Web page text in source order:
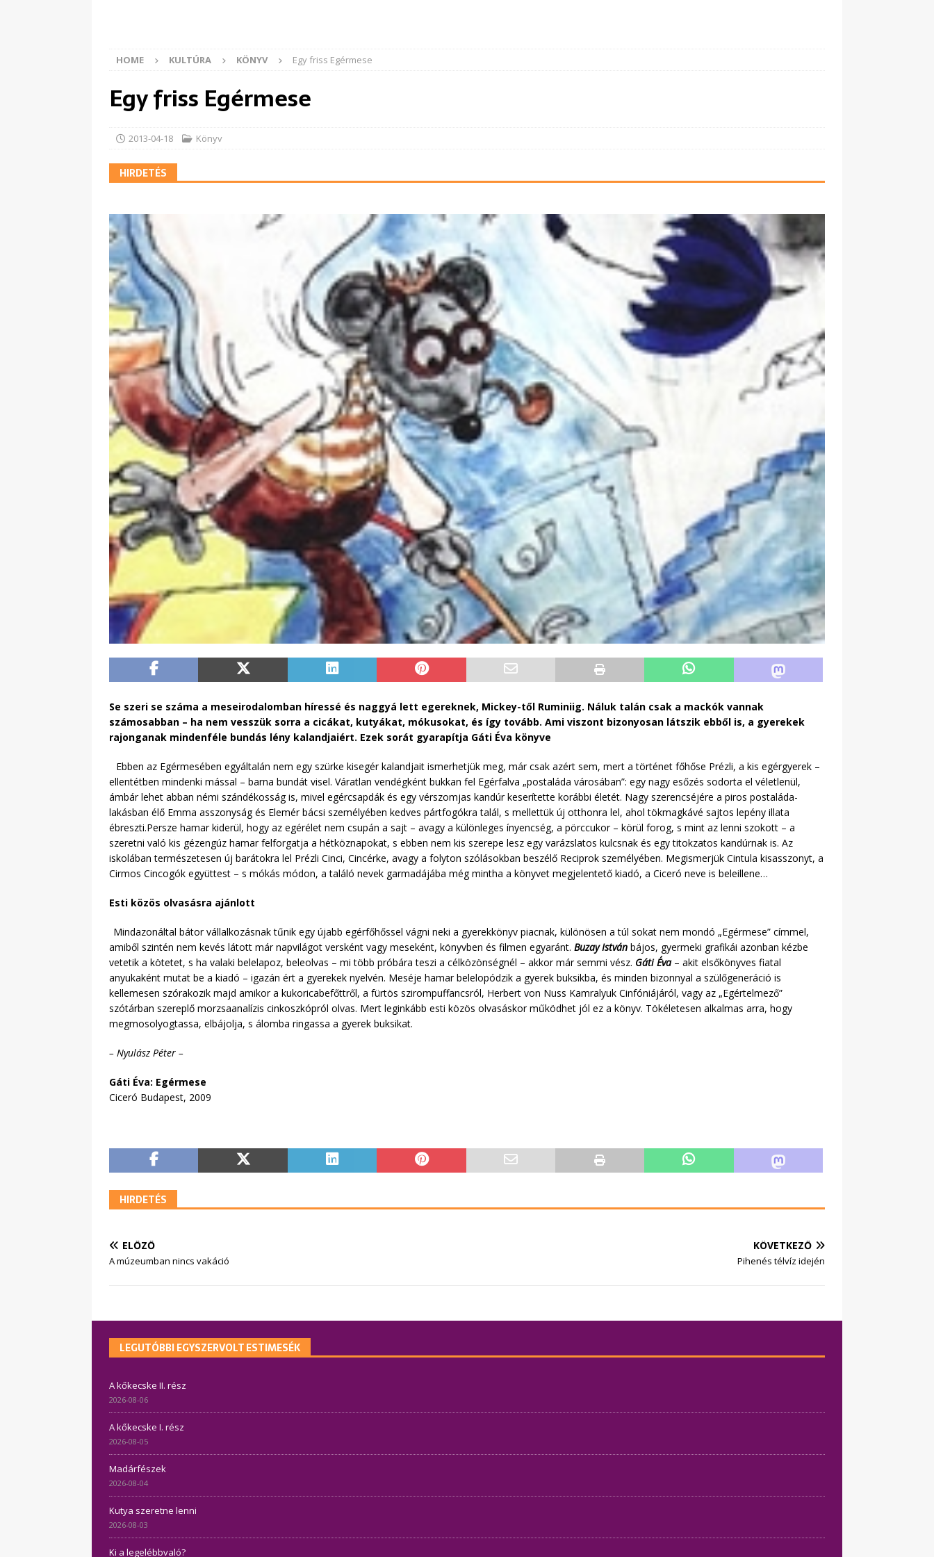
HOME KULTÚRA KÖNYV Egy friss Egérmese
Egy friss Egérmese
2013-04-18 Könyv
HIRDETÉS
Se szeri se száma a meseirodalomban híressé és naggyá lett egereknek, Mickey-től Ruminiig. Náluk talán csak a mackók vannak
számosabban – ha nem vesszük sorra a cicákat, kutyákat, mókusokat, és így tovább. Ami viszont bizonyosan látszik ebből is, a gyerekek
rajonganak mindenféle bundás lény kalandjaiért. Ezek sorát gyarapítja Gáti Éva könyve
Ebben az Egérmesében egyáltalán nem egy szürke kisegér kalandjait ismerhetjük meg, már csak azért sem, mert a történet főhőse Prézli, a kis egérgyerek –
ellentétben mindenki mással – barna bundát visel. Váratlan vendégként bukkan fel Egérfalva „postaláda városában”: egy nagy esőzés sodorta el véletlenül,
ámbár lehet abban némi szándékosság is, mivel egércsapdák és egy vérszomjas kandúr keserítette korábbi életét. Nagy szerencséjére a piros postaláda-
lakásban élő Emma asszonyság és Elemér bácsi személyében kedves pártfogókra talál, s mellettük új otthonra lel, ahol tökmagkávé sajtos lepény illata
ébreszti.Persze hamar kiderül, hogy az egérélet nem csupán a sajt – avagy a különleges ínyencség, a pörccukor – körül forog, s mint az lenni szokott – a
szeretni való kis gézengúz hamar felforgatja a hétköznapokat, s ebben nem kis szerepe lesz egy varázslatos kulcsnak és egy titokzatos kandúrnak is. Az
iskolában természetesen új barátokra lel Prézli Cinci, Cincérke, avagy a folyton szólásokban beszélő Reciprok személyében. Megismerjük Cintula kisasszonyt, a
Cirmos Cincogók együttest – s mókás módon, a találó nevek garmadájába még mintha a könyvet megjelentető kiadó, a Ciceró neve is beleillene…
Esti közös olvasásra ajánlott
Mindazonáltal bátor vállalkozásnak tűnik egy újabb egérfőhőssel vágni neki a gyerekkönyv piacnak, különösen a túl sokat nem mondó „Egérmese” címmel,
amiből szintén nem kevés látott már napvilágot versként vagy meseként, könyvben és filmen egyaránt. Buzay István bájos, gyermeki grafikái azonban kézbe
vetetik a kötetet, s ha valaki belelapoz, beleolvas – mi több próbára teszi a célközönségnél – akkor már semmi vész. Gáti Éva – akit elsőkönyves fiatal
anyukaként mutat be a kiadó – igazán ért a gyerekek nyelvén. Meséje hamar belelopódzik a gyerek buksikba, és minden bizonnyal a szülőgeneráció is
kellemesen szórakozik majd amikor a kukoricabefőttről, a fürtös szirompuffancsról, Herbert von Nuss Kamralyuk Cinfóniájáról, vagy az „Egértelmező”
szótárban szereplő morzsaanalízis cinkoszkópról olvas. Mert leginkább esti közös olvasáskor működhet jól ez a könyv. Tökéletesen alkalmas arra, hogy
megmosolyogtassa, elbájolja, s álomba ringassa a gyerek buksikat.
– Nyulász Péter –
Gáti Éva: Egérmese
Ciceró Budapest, 2009
HIRDETÉS
ELŐZŐ
A múzeumban nincs vakáció
KÖVETKEZŐ
Pihenés télvíz idején
LEGUTÓBBI EGYSZERVOLT ESTIMESÉK
A kőkecske II. rész
2026-08-06
A kőkecske I. rész
2026-08-05
Madárfészek
2026-08-04
Kutya szeretne lenni
2026-08-03
Ki a legelébbvaló?